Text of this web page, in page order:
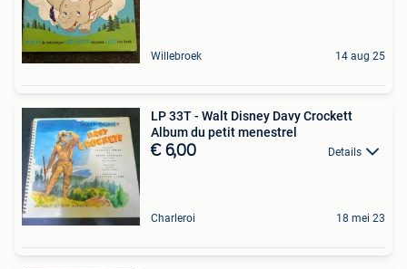
Willebroek 14 aug 25
LP 33T - Walt Disney Davy Crockett
Album du petit menestrel
€ 6,00 Details
Charleroi 18 mei 23